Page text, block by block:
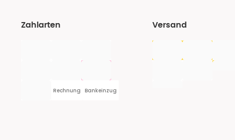
Zahlarten
Rechnung Bankeinzug
Versand